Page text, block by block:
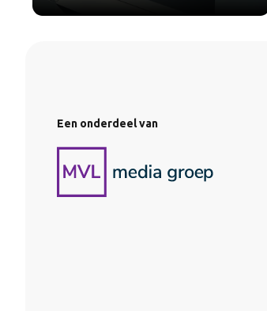
Een onderdeel van